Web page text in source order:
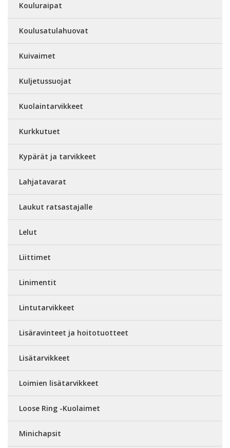
Kouluraipat
Koulusatulahuovat
Kuivaimet
Kuljetussuojat
Kuolaintarvikkeet
Kurkkutuet
Kypärät ja tarvikkeet
Lahjatavarat
Laukut ratsastajalle
Lelut
Liittimet
Linimentit
Lintutarvikkeet
Lisäravinteet ja hoitotuotteet
Lisätarvikkeet
Loimien lisätarvikkeet
Loose Ring -Kuolaimet
Minichapsit